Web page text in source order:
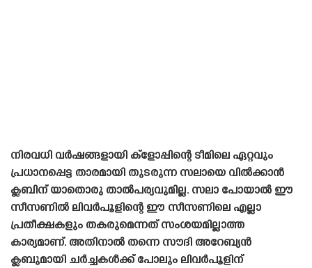
നിരവധി വർഷങ്ങളായി ക്ളോപ്പിന്റെ ടീമിലെ ഏറ്റവും
പ്രധാനപ്പെട്ട താരമായി തുടരുന്ന സലായെ വിൽക്കാൻ
ക്ലബിന് യാതൊരു താൽപര്യവുമില്ല. സലാ പോയാൽ ഈ
സീസണിൽ ലിവർപൂളിന്റെ ഈ സീസണിലെ എല്ലാ
പ്രതീക്ഷകളും തകരുമെന്നത് സംശയമില്ലാത്ത
കാര്യമാണ്. അതിനാൽ തന്നെ സൗദി അറേബ്യൻ
ക്ലബുമായി ചർച്ചകൾക്ക് പോലും ലിവർപൂളിന്